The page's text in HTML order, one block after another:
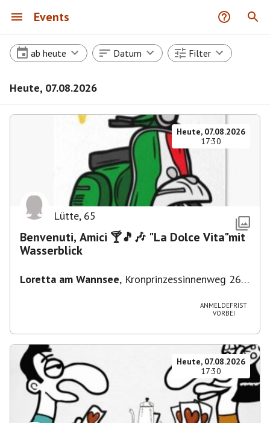
Events
ab heute Datum Filter
Heute, 07.08.2026
Heute, 07.08.2026
17:30
Lütte, 65
Benvenuti, Amici 🍸🎵🎶 "La Dolce Vita"mit
Wasserblick
Loretta am Wannsee, Kronprinzessinnenweg 260,
ANMELDEFRIST
VORBEI
Heute, 07.08.2026
17:30